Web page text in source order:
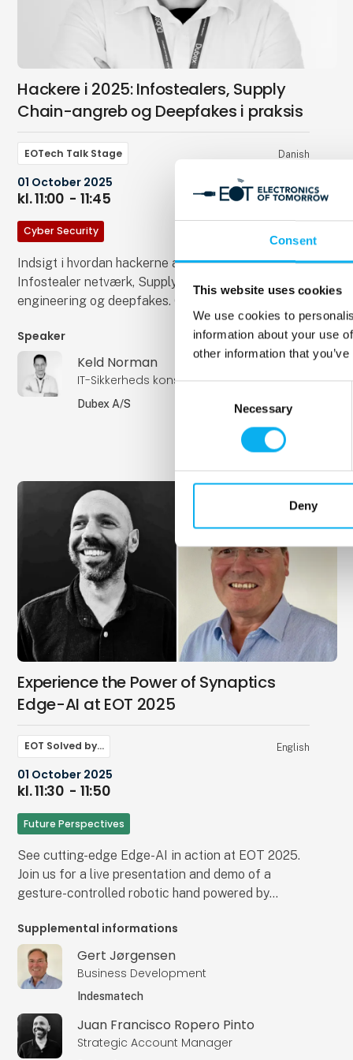
Consent
This website uses cookies
We use cookies to
information about your use
other information that
Necessary
Deny
Hackere i 2025: Infostealers, Supply
Chain-angreb og Deepfakes i praksis
EOTech Talk Stage Danish
01 October 2025
kl. 11:00 - 11:45
Cyber Security
Indsigt i hvordan hackerne arbejder i 2025.
Infostealer netværk, Supplychain attacks, Social
engineering og deepfakes. Oplægget vil indeholde
Speaker
Keld Norman
IT-Sikkerheds konsulent
Dubex A/S
Experience the Power of Synaptics
Edge-AI at EOT 2025
EOT Solved by… English
01 October 2025
kl. 11:30 - 11:50
Future Perspectives
See cutting-edge Edge-AI in action at EOT 2025.
Join us for a live presentation and demo of a
gesture-controlled robotic hand powered by
ASTRA SL-1660 system. This high-performance
edge computing demo showcases real-time
interaction without reliance on the cloud. The
robotic hand responds instantly to user gestures,
efficient AI inference at the edge. Compact,
scalable, and optimized for embedded
Supplemental informations
Gert Jørgensen
Business Development
Indesmatech
Juan Francisco Ropero Pinto
Strategic Account Manager